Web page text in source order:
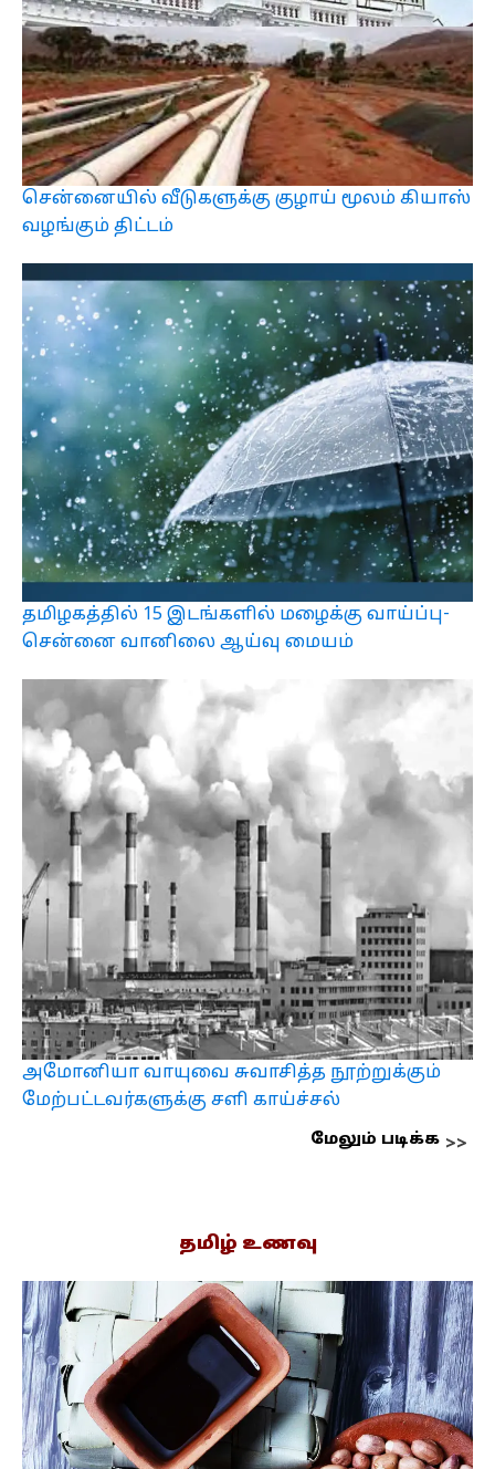
சென்னையில் வீடுகளுக்கு குழாய் மூலம் கியாஸ்
வழங்கும் திட்டம்
தமிழகத்தில் 15 இடங்களில் மழைக்கு வாய்ப்பு-
சென்னை வானிலை ஆய்வு மையம்
அமோனியா வாயுவை சுவாசித்த நூற்றுக்கும்
மேற்பட்டவர்களுக்கு சளி காய்ச்சல்
மேலும் படிக்க
தமிழ் உணவு